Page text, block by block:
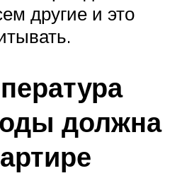
другие и это
должна